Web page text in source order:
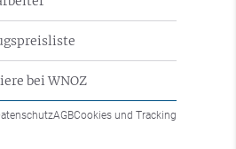
bei WNOZ
AGBCookies und Tracking